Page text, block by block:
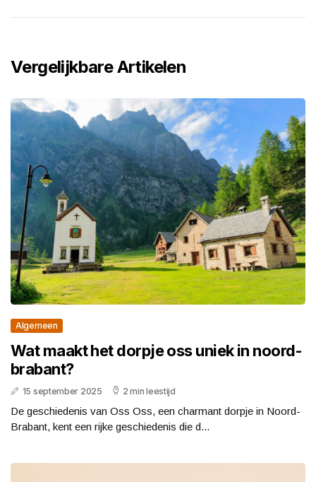
Vergelijkbare Artikelen
Algemeen
Wat maakt het dorpje oss uniek in noord-
brabant?
15 september 2025 2 min leestijd
De geschiedenis van Oss Oss, een charmant dorpje in Noord-
Brabant, kent een rijke geschiedenis die d...